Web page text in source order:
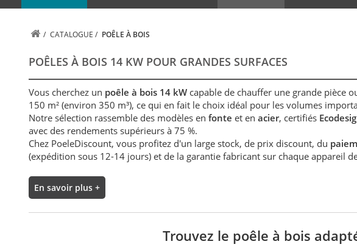
/ CATALOGUE / POÊLE À BOIS
POÊLES À BOIS 14 KW POUR GRANDES SURFACES
Vous cherchez un poêle à bois 14 kW capable de chauffer une grande pièce
150 m² (environ 350 m³), ce qui en fait le choix idéal pour les volumes
Notre sélection rassemble des modèles enfonte et enacier, certifiés
avec des rendements supérieurs à 75 %.
Chez PoeleDiscount, vous profitez d'un large stock, de prix discount, du
(expédition sous 12-14 jours) et de la garantie fabricant sur chaque appareil
En savoir plus +
Trouvez le poêle à bois